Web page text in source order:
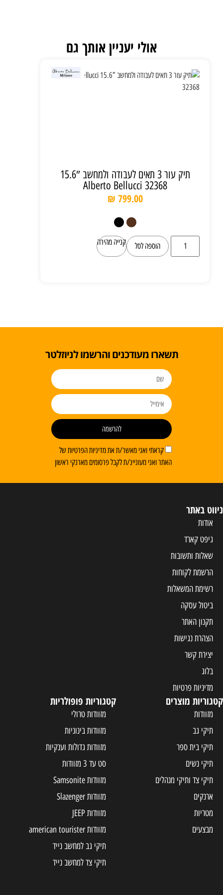
אולי יעניין אותך גם
תיק עור 3 תאים לעבודה ולמחשב 15.6″
Alberto Bellucci 32368
₪ 799.00
הוספה לסל קנייה מהירה
תשארו מעודכנים והרשמו לניוזלטר
קראתי ואני מאשר/ת את מדיניות הפרטיות של
האתר ואני מעוניינ/ת לקבל פרסומים מארנקי ראשון
להרשמה
ניווט באתר
אודות
גיפט קארד
שאלות ותשובות
הרשמת לקוחות
רשימת המשאלות
ביטול עסקה
תקנון האתר
הצהרת נגישות
יצירת קשר
בלוג
מדיניות פרטיות
קטגוריות מוצרים
מזוודות
תיקי גב
תיקי בית ספר
תיקי נשים
תיקי צד ותיקי מנהלים
ארנקים
מטריות
מבצעים
קטגוריות פופולריות
מזוודות טרולי
מזוודות בינוניות
מזוודות גדולות וענקיות
סט עד 3 מזוודות
מזוודות Samsonite
מזוודות Slazenger
מזוודות JEEP
מזוודות american tourister
תיקי גב למחשב נייד
תיקי צד למחשב נייד